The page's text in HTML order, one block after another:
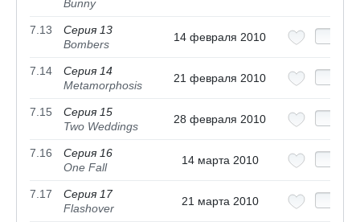
Bunny
7.13
Серия 13
Bombers
14 февраля 2010
7.14
Серия 14
Metamorphosis
21 февраля 2010
7.15
Серия 15
Two Weddings
28 февраля 2010
7.16
Серия 16
One Fall
14 марта 2010
7.17
Серия 17
Flashover
21 марта 2010